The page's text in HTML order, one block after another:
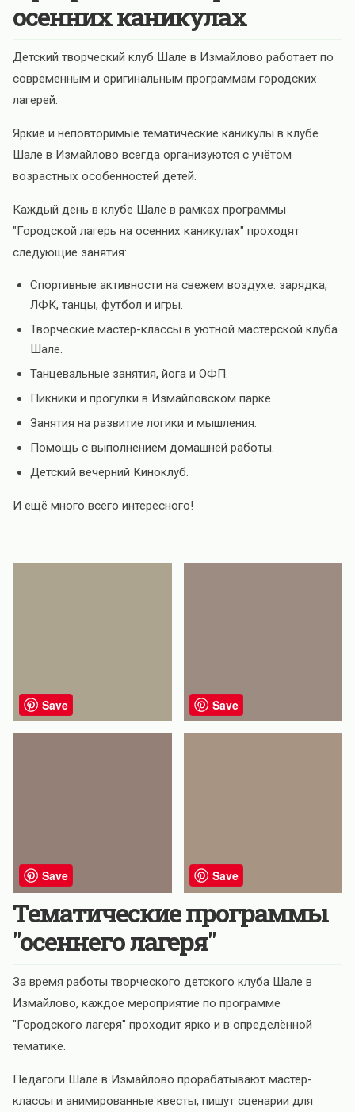
осенних каникулах
Детский творческий клуб Шале в Измайлово работает по
современным и оригинальным программам городских
лагерей.
Яркие и неповторимые тематические каникулы в клубе
Шале в Измайлово всегда организуются с учётом
возрастных особенностей детей.
Каждый день в клубе Шале в рамках программы
"Городской лагерь на осенних каникулах" проходят
следующие занятия:
Спортивные активности на свежем воздухе: зарядка,
ЛФК, танцы, футбол и игры.
Творческие мастер-классы в уютной мастерской клуба
Шале.
Танцевальные занятия, йога и ОФП.
Пикники и прогулки в Измайловском парке.
Занятия на развитие логики и мышления.
Помощь с выполнением домашней работы.
Детский вечерний Киноклуб.
И ещё много всего интересного!
Save Save
Save Save
Тематические программы
"осеннего лагеря"
За время работы творческого детского клуба Шале в
Измайлово, каждое мероприятие по программе
"Городского лагеря" проходит ярко и в определённой
тематике.
Педагоги Шале в Измайлово прорабатывают мастер-
классы и анимированные квесты, пишут сценарии для